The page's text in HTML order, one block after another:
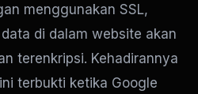
menggunakan SSL,
di dalam website akan
terenkripsi. Kehadirannya
terbukti ketika Google